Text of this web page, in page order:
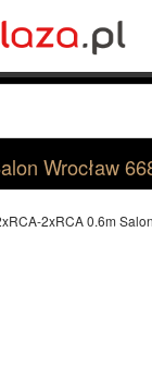
Wrocław
2xRCA 0.6m